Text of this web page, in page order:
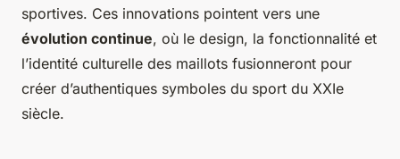
sportives. Ces innovations pointent vers une
évolution continue, où le design, la fonctionnalité et
l’identité culturelle des maillots fusionneront pour
créer d’authentiques symboles du sport du XXIe
siècle.